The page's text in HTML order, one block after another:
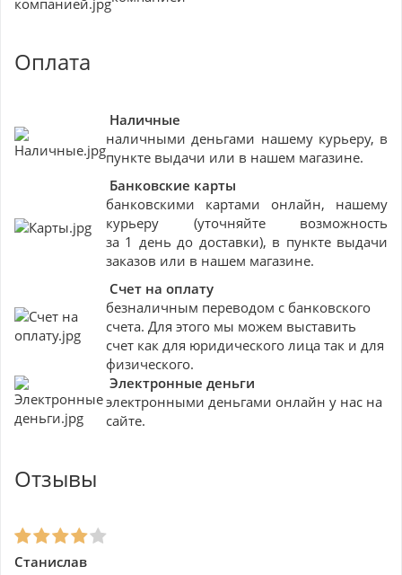
Оплата
Наличные
наличными деньгами нашему курьеру, в
пункте выдачи или в нашем магазине.
Банковские карты
банковскими картами онлайн, нашему
курьеру (уточняйте возможность
за 1 день до доставки), в пункте выдачи
заказов или в нашем магазине.
Счет на оплату
безналичным переводом с банковского
счета. Для этого мы можем выставить
счет как для юридического лица так и для
физического.
Электронные деньги
электронными деньгами онлайн у нас на
сайте.
Отзывы
Станислав